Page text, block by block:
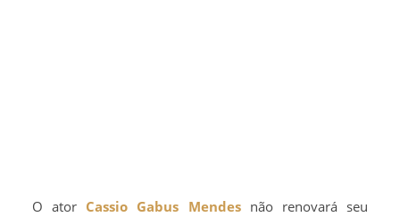
O ator Cassio Gabus Mendesnão renovará seu